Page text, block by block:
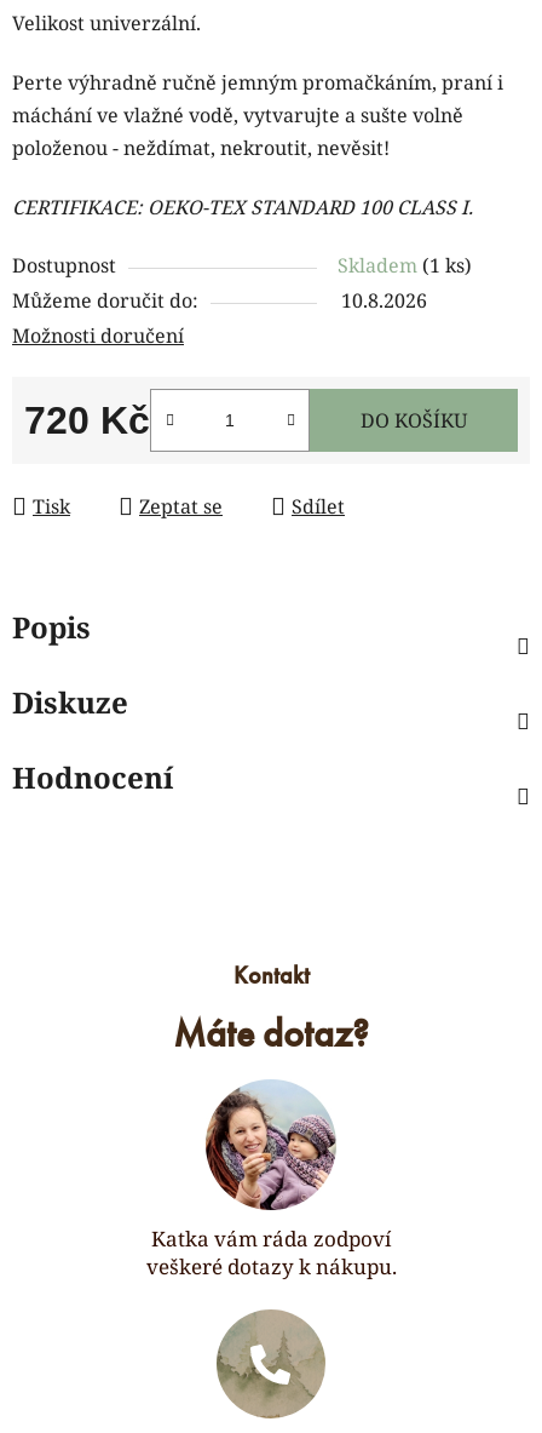
Velikost univerzální.
Perte výhradně ručně jemným promačkáním, praní i
máchání ve vlažné vodě, vytvarujte a sušte volně
položenou - neždímat, nekroutit, nevěsit!
CERTIFIKACE: OEKO-TEX STANDARD 100 CLASS I.
Dostupnost Skladem (1 ks)
Můžeme doručit do:
10.8.2026
Možnosti doručení
720 Kč DO KOŠÍKU
Tisk Zeptat se Sdílet
Popis
Diskuze
Hodnocení
Kontakt
Máte dotaz?
Katka vám ráda zodpoví
veškeré dotazy k nákupu.